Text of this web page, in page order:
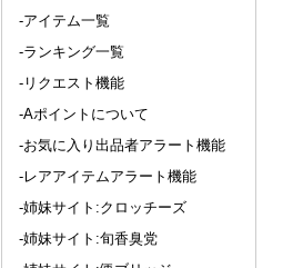
-アイテム一覧
-ランキング一覧
-リクエスト機能
-Aポイントについて
-お気に入り出品者アラート機能
-レアアイテムアラート機能
-姉妹サイト:クロッチーズ
-姉妹サイト:旬香臭党